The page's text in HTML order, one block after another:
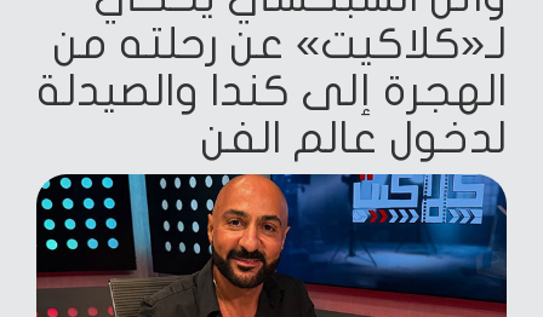
لـ«كلاكيت» عن رحلته من
الهجرة إلى كندا والصيدلة
لدخول عالم الفن